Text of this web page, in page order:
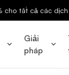
cho tất cả các
Giải
pháp